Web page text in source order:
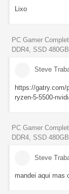
Lixo
PC Gamer
DDR4, SSD
Steve
https://gatry.com/
ryzen-5-5500-
PC Gamer
DDR4, SSD
Steve
mandei aqui mas